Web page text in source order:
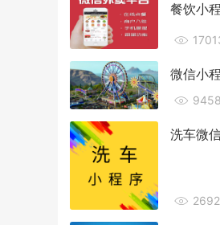
餐饮小
微信小
洗车微